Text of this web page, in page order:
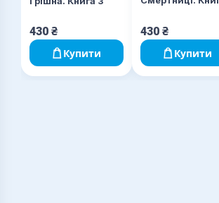
430 ₴
Купити
430 ₴
Купити